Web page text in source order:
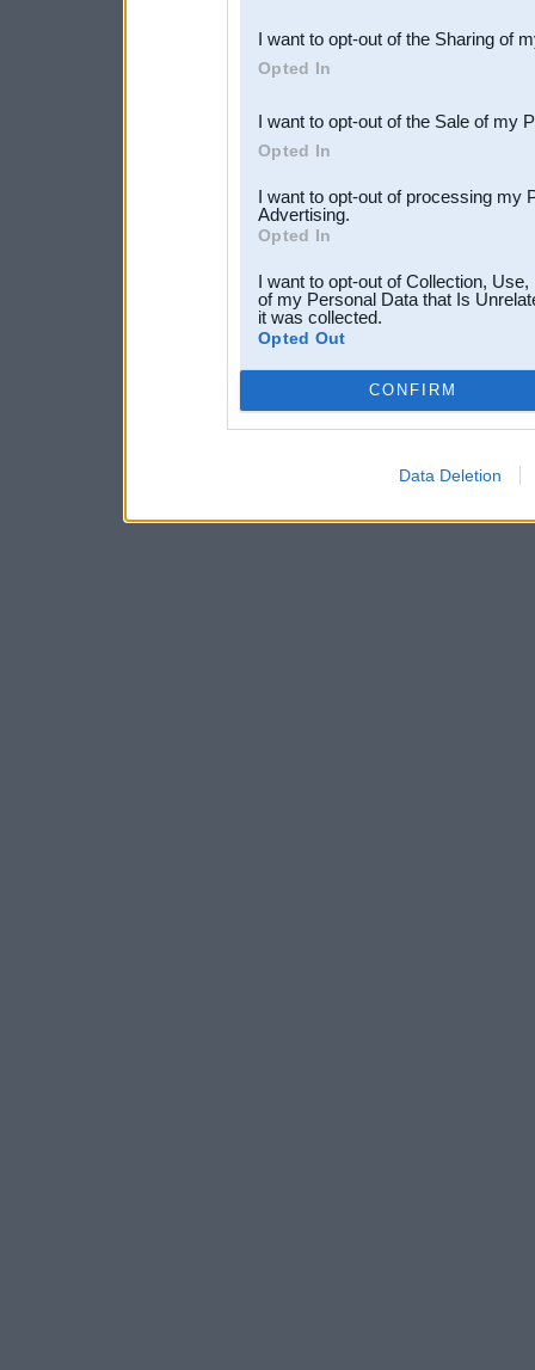
Downstream Participants
third parties.
I want to opt-out of the Sharing of
Opted In
I want to opt-out of the Sale of my
Opted In
I want to opt-out of processing my
Advertising.
Opted In
I want to opt-out of Collection,
of my Personal Data that Is
it was collected.
Opted Out
CONFIRM
Data Deletion